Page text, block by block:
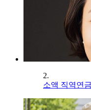
2.
소액 직역연